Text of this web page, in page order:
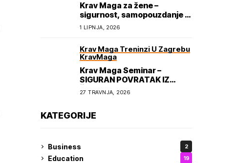
Krav Maga za žene –
sigurnost, samopouzdanje i
osnaživanje
1 LIPNJA, 2026
Krav Maga Treninzi U Zagrebu
KravMaga
Krav Maga Seminar –
SIGURAN POVRATAK IZ
ŠKOLE
27 TRAVNJA, 2026
KATEGORIJE
Business 2
Education 19